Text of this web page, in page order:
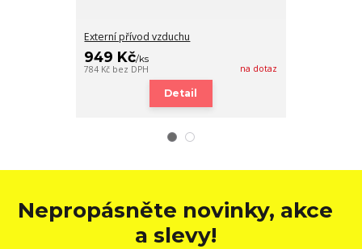
Externí přívod vzduchu
949 Kč/ks
784 Kč bez DPH na dotaz
Detail
Nepropásněte novinky, akce
a slevy!